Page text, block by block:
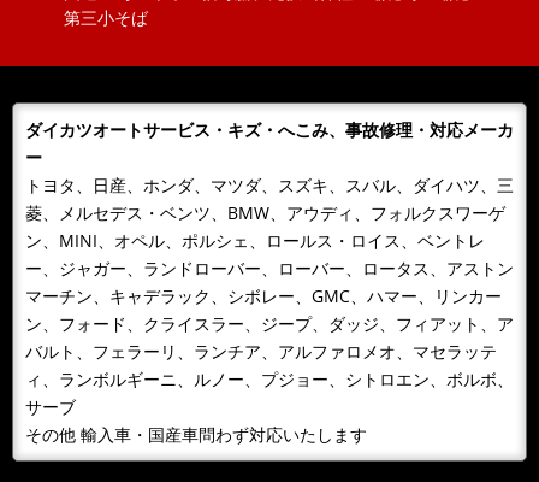
ボジョレーヌーボ！！
客様にその年のボジョレーをさしあげております。ご購
入の皆様 ありがとうございまし...
カレンダーをお送りします。
今年もあとわずか、来年のカレンダーが届きました！！
日頃、お世話になっているお客様へお届けいたします。
どうぞよろしくお願いいたします...
2018/10/09
NEWS
１０月９日 整備主任者技術講習
１０月９日 整備主任者技術講習会の為ＡＭ１０：００
～ＰＭ４：３０ごろまで工場を閉めています。緊急の場
合携帯に転送となるため042-...
第三小そば
ダイカツオートサービス・キズ・へこみ、事故修理・対応メーカ
ー
トヨタ、日産、ホンダ、マツダ、スズキ、スバル、ダイハツ、三
菱、メルセデス・ベンツ、BMW、アウディ、フォルクスワーゲ
ン、MINI、オペル、ポルシェ、ロールス・ロイス、ベントレ
ー、ジャガー、ランドローバー、ローバー、ロータス、アストン
マーチン、キャデラック、シボレー、GMC、ハマー、リンカー
ン、フォード、クライスラー、ジープ、ダッジ、フィアット、ア
バルト、フェラーリ、ランチア、アルファロメオ、マセラッテ
ィ、ランボルギーニ、ルノー、プジョー、シトロエン、ボルボ、
サーブ
その他 輸入車・国産車問わず対応いたします